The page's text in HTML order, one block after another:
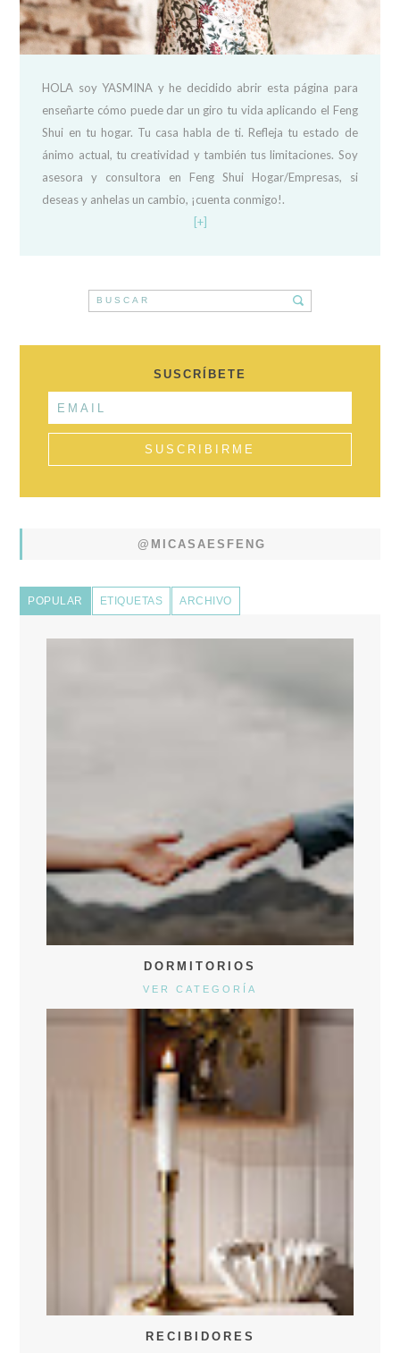
HOLA soy YASMINA y he decidido abrir esta página para
enseñarte cómo puede dar un giro tu vida aplicando el Feng
Shui en tu hogar. Tu casa habla de ti. Refleja tu estado de
ánimo actual, tu creatividad y también tus limitaciones. Soy
asesora y consultora en Feng Shui Hogar/Empresas, si
deseas y anhelas un cambio, ¡cuenta conmigo!.
[+]
SUSCRÍBETE
@MICASAESFENG
POPULAR ETIQUETAS ARCHIVO
DORMITORIOS
VER CATEGORÍA
RECIBIDORES